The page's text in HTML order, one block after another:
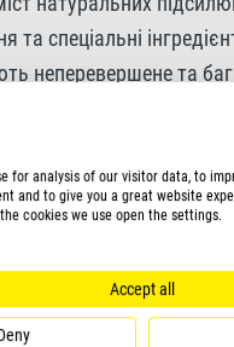
та спеціальні
неперевершене та
формат чіпсів для
забруднень води
підтримує здорову
for analysis of our visitor data, to
and to give you a great website
cookies we use open the settings.
Accept all